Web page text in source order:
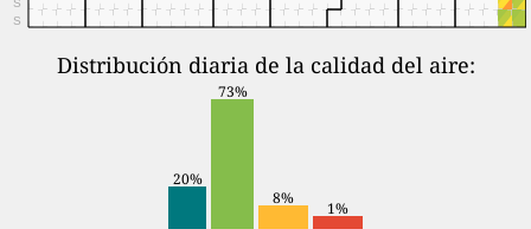
S
Distribución diaria de la calidad del aire:
20%
73%
8%
1%